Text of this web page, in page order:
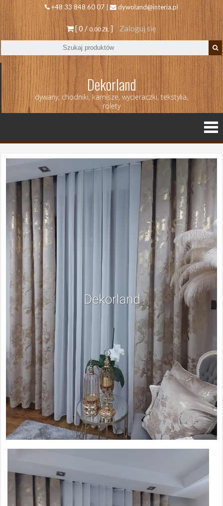
+48 33 848 60 07 | dywoland@interia.pl
[ 0 /0.00 ZŁ ] Zaloguj się
Dekorland
dywany, chodniki, karnisze, wycieraczki, tekstylia,
rolety